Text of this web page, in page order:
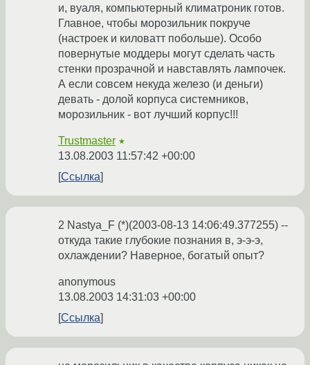
и, вуаля, компьютерный климатроник готов.
Главное, чтобы морозильник покруче
(настроек и киловатт побольше). Особо
повернутые моддеры могут сделать часть
стенки прозрачной и навставлять лампочек.
А если совсем некуда железо (и деньги)
девать - долой корпуса системников,
морозильник - вот лучший корпус!!!
Trustmaster ★
13.08.2003 11:57:42 +00:00
Ссылка
2 Nastya_F (*)(2003-08-13 14:06:49.377255) --
откуда такие глубокие познания в, э-э-э,
охлаждении? Наверное, богатый опыт?
anonymous
13.08.2003 14:31:03 +00:00
Ссылка